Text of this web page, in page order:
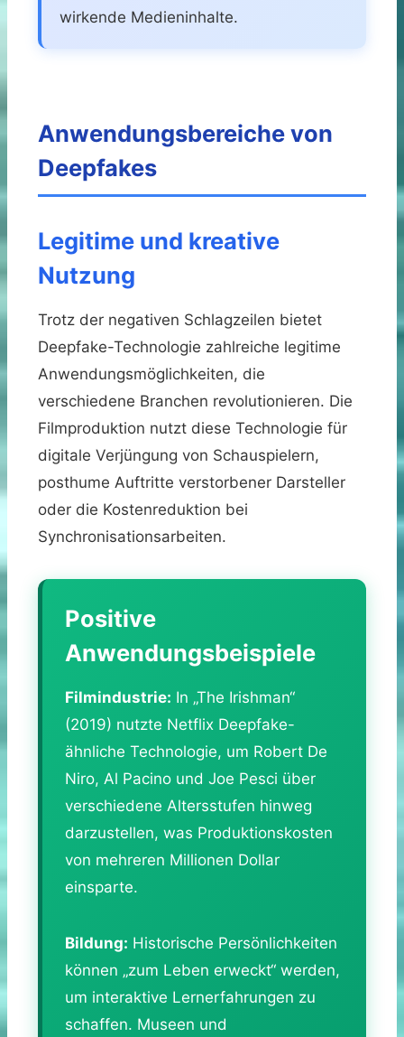
wirkende Medieninhalte.
Anwendungsbereiche von
Deepfakes
Legitime und kreative
Nutzung
Trotz der negativen Schlagzeilen bietet
Deepfake-Technologie zahlreiche legitime
Anwendungsmöglichkeiten, die
verschiedene Branchen revolutionieren. Die
Filmproduktion nutzt diese Technologie für
digitale Verjüngung von Schauspielern,
posthume Auftritte verstorbener Darsteller
oder die Kostenreduktion bei
Synchronisationsarbeiten.
Positive
Anwendungsbeispiele
Filmindustrie: In „The Irishman“
(2019) nutzte Netflix Deepfake-
ähnliche Technologie, um Robert De
Niro, Al Pacino und Joe Pesci über
verschiedene Altersstufen hinweg
darzustellen, was Produktionskosten
von mehreren Millionen Dollar
einsparte.
Bildung: Historische Persönlichkeiten
können „zum Leben erweckt“ werden,
um interaktive Lernerfahrungen zu
schaffen. Museen und